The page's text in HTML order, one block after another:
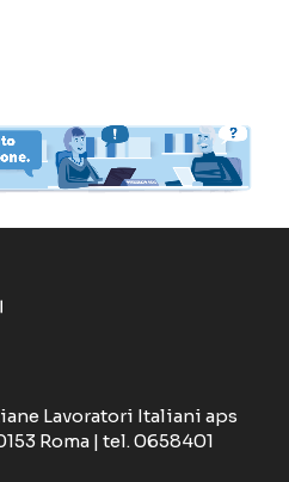
Lavoratori Italiani aps
Roma | tel. 0658401